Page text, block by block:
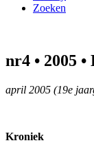
Zoeken
nr4 • 2005
april 2005 (19e
Kroniek